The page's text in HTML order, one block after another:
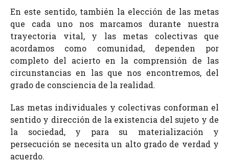
En este sentido, también la elección de las metas
que cada uno nos marcamos durante nuestra
trayectoria vital, y las metas colectivas que
acordamos como comunidad, dependen por
completo del acierto en la comprensión de las
circunstancias en las que nos encontremos, del
grado de consciencia de la realidad.
Las metas individuales y colectivas conforman el
sentido y dirección de la existencia del sujeto y de
la sociedad, y para su materialización y
persecución se necesita un alto grado de verdad y
acuerdo.